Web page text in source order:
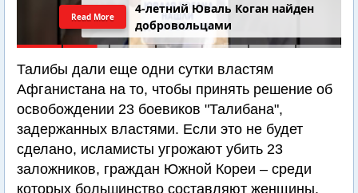
4-летний Юваль Коган найден
добровольцами
Read More
Талибы дали еще одни сутки властям
Афганистана на то, чтобы принять решение об
освобождении 23 боевиков "Талибана",
задержанных властями. Если это не будет
сделано, исламисты угрожают убить 23
заложников, граждан Южной Кореи – среди
которых большинство составляют женщины.